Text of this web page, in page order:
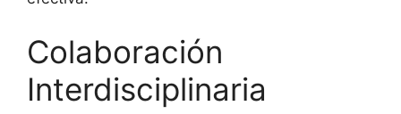
Colaboración
Interdisciplinaria